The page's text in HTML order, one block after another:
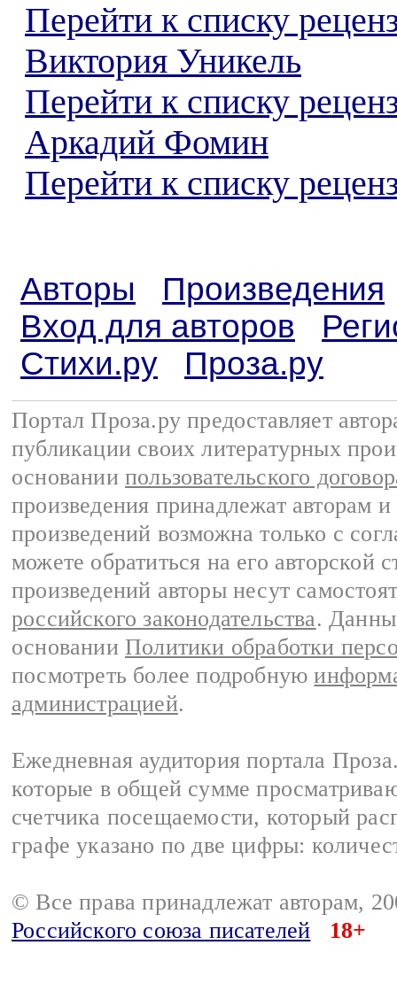
Перейти к списку
Виктория Уникель
Перейти к списку
Аркадий Фомин
Перейти к списку
Авторы
Произведения
Вход для авторов
Стихи.ру
Проза.ру
Портал Проза.ру предоставляет
публикации своих литературных
основании пользовательского
произведения принадлежат авторам
произведений возможна только с
можете обратиться на его авторской
произведений авторы несут
российского законодательства.
основании Политики обработки
посмотреть более подробную
администрацией.
Ежедневная аудитория портала
которые в общей сумме
счетчика посещаемости, который
графе указано по две цифры:
© Все права принадлежат авторам,
Российского союза писателей
18+